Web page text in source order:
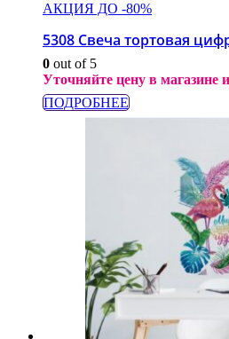
АКЦИЯ ДО -80%
5308 Свеча тортовая
0 out of 5
Уточняйте цену в магазине
ПОДРОБНЕЕ